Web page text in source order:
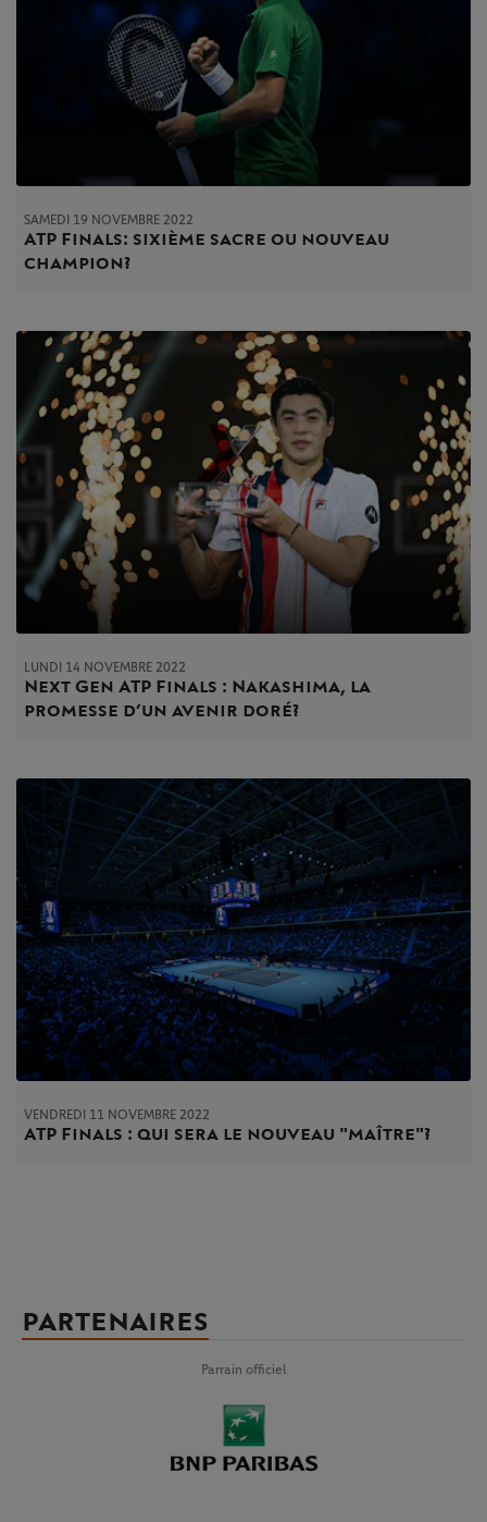
SAMEDI 19 NOVEMBRE 2022
ATP Finals : sixième sacre ou nouveau
champion ?
LUNDI 14 NOVEMBRE 2022
Next Gen ATP Finals : Nakashima, la
promesse d’un avenir doré ?
VENDREDI 11 NOVEMBRE 2022
ATP Finals : qui sera le nouveau "maître" ?
PARTENAIRES
Parrain officiel